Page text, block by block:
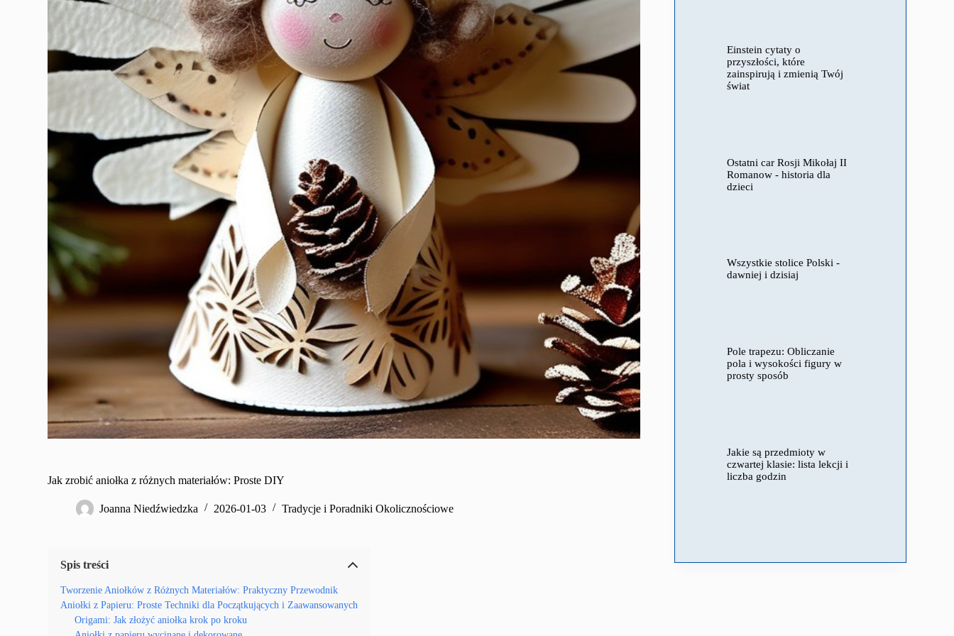
Jak zrobić aniołka z różnych materiałów: Proste DIY
Joanna Niedźwiedzka 2026-01-03 Tradycje i Poradniki Okolicznościowe
Spis treści
Tworzenie Aniołków z Różnych Materiałów: Praktyczny Przewodnik
Aniołki z Papieru: Proste Techniki dla Początkujących i Zaawansowanych
Origami: Jak złożyć aniołka krok po kroku
Einstein cytaty o
przyszłości, które
zainspirują i zmienią Twój
świat
Ostatni car Rosji Mikołaj II
Romanow - historia dla
dzieci
Wszystkie stolice Polski -
dawniej i dzisiaj
Pole trapezu: Obliczanie
pola i wysokości figury w
prosty sposób
Jakie są przedmioty w
czwartej klasie: lista lekcji i
liczba godzin